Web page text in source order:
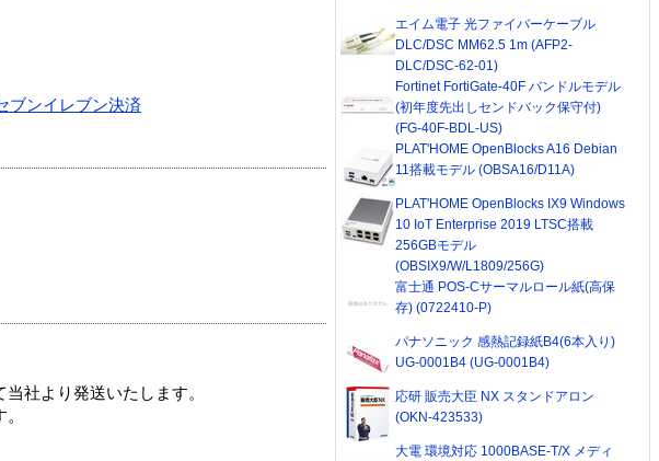
ブンイレブン決済
社より発送いたします。
エイム電子 光ファイバーケーブル
DLC/DSC MM62.5 1m (AFP2-
DLC/DSC-62-01)
Fortinet FortiGate-40F バンドルモデル
(初年度先出しセンドバック保守付)
(FG-40F-BDL-US)
PLAT'HOME OpenBlocks A16 Debian
11搭載モデル (OBSA16/D11A)
PLAT'HOME OpenBlocks IX9 Windows
10 IoT Enterprise 2019 LTSC搭載
256GBモデル
(OBSIX9/W/L1809/256G)
富士通 POS-Cサーマルロール紙(高保
存) (0722410-P)
パナソニック 感熱記録紙B4(6本入り)
UG-0001B4 (UG-0001B4)
応研 販売大臣 NX スタンドアロン
(OKN-423533)
大電 環境対応 1000BASE-T/X メディ